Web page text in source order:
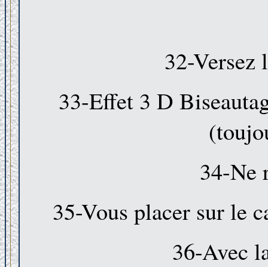
32-
33-Effet 3 D
34-Ne
35-Vous placer sur le
36-Avec